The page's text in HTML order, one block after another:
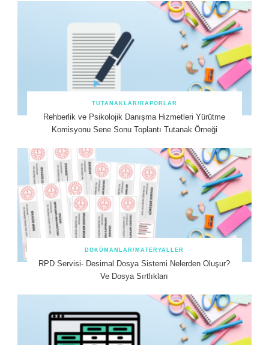
TUTANAKLAR/RAPORLAR
Rehberlik ve Psikolojik Danışma Hizmetleri Yürütme
Komisyonu Sene Sonu Toplantı Tutanak Örneği
DOKÜMANLAR/MATERYALLER
RPD Servisi- Desimal Dosya Sistemi Nelerden Oluşur?
Ve Dosya Sırtlıkları